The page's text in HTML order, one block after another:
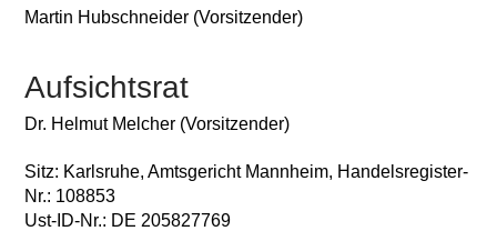
Martin Hubschneider (Vorsitzender)
Aufsichtsrat
Dr. Helmut Melcher (Vorsitzender)
Sitz: Karlsruhe, Amtsgericht Mannheim, Handelsregister-
Nr.: 108853
Ust-ID-Nr.: DE 205827769